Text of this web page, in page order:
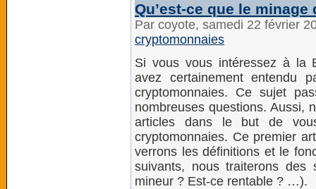
Qu’est-ce que le
Par coyote, samedi 22 février
cryptomonnaies
Si vous vous intéressez à la
avez certainement entendu
cryptomonnaies. Ce sujet
nombreuses questions. Aussi,
articles dans le but de
cryptomonnaies. Ce premier
verrons les définitions et le
suivants, nous traiterons des
mineur ? Est-ce rentable ? …).